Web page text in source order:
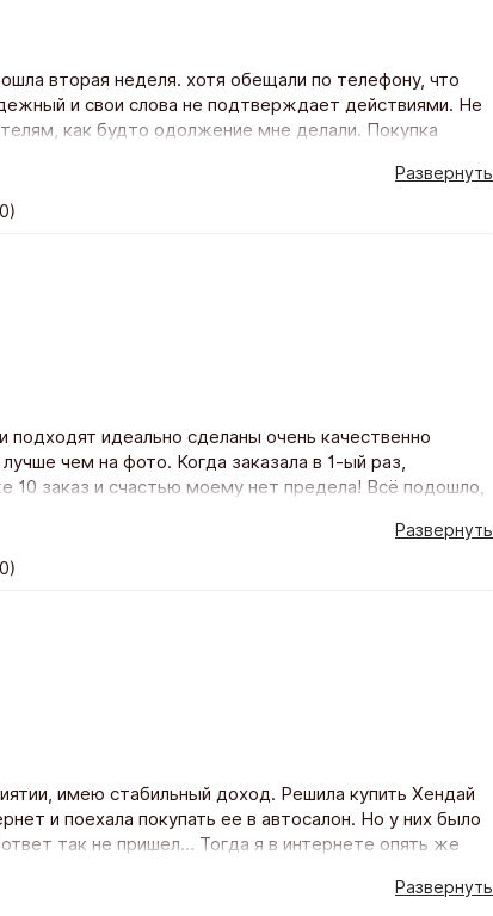
вторая неделя. хотя обещали по телефону, что
и свои слова не подтверждает действиями. Не
как будто одолжение мне делали. Покупка
Развернуть
идеально сделаны очень качественно
чем на фото. Когда заказала в 1-ый раз,
10 заказ и счастью моему нет предела! Всё подошло,
Развернуть
имею стабильный доход. Решила купить Хендай
и поехала покупать ее в автосалон. Но у них было
так не пришел… Тогда я в интернете опять же
Предложили программу кредитования на 5 лет
Развернуть